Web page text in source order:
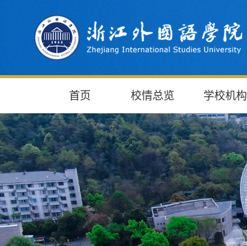
首页 校情总览 学校机构